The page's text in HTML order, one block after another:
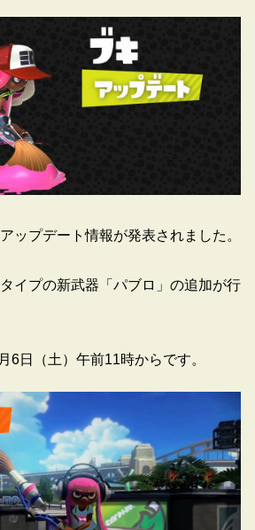
ップデート情報が発表されました。
イプの新武器「パブロ」の追加が行
日（土）午前11時からです。